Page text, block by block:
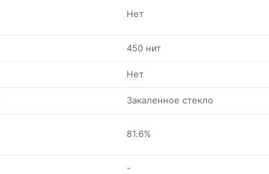
Нет
450 нит
Нет
Закаленное стекло
81.6%
-